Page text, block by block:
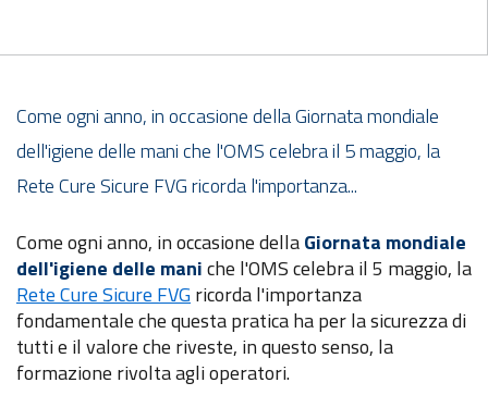
Come ogni anno, in occasione della Giornata mondiale
dell'igiene delle mani che l'OMS celebra il 5 maggio, la
Rete Cure Sicure FVG ricorda l'importanza...
Come ogni anno, in occasione dellaGiornata mondiale
dell'igiene delle maniche l'OMS celebra il 5 maggio, la
Rete Cure Sicure FVGricorda l'importanza
fondamentale che questa pratica ha per la sicurezza di
tutti e il valore che riveste, in questo senso, la
formazione rivolta agli operatori.